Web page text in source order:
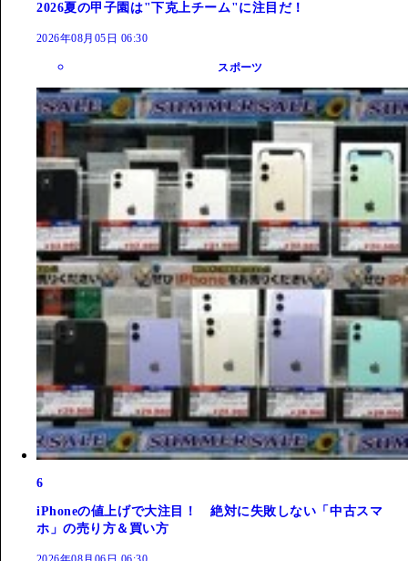
2026夏の甲子園は"下克上チーム"に注目だ！
2026年08月05日 06:30
スポーツ
6
iPhoneの値上げで大注目！ 絶対に失敗しない「中古スマ
ホ」の売り方＆買い方